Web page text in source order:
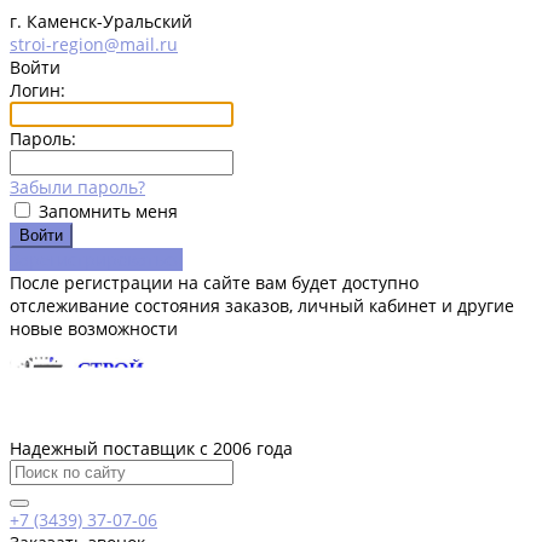
г. Каменск-Уральский
stroi-region@mail.ru
Войти
Логин:
Пароль:
Забыли пароль?
Запомнить меня
После регистрации на сайте вам будет доступно
отслеживание состояния заказов, личный кабинет и другие
новые возможности
Надежный поставщик с 2006 года
+7 (3439) 37-07-06